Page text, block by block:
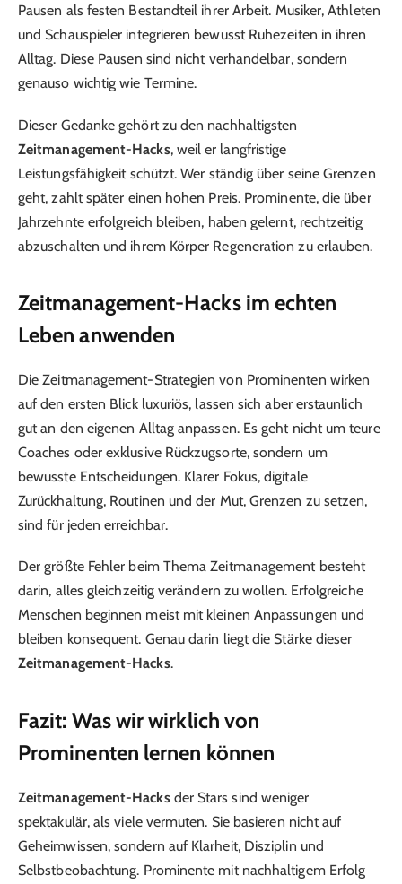
Pausen als festen Bestandteil ihrer Arbeit. Musiker, Athleten
und Schauspieler integrieren bewusst Ruhezeiten in ihren
Alltag. Diese Pausen sind nicht verhandelbar, sondern
genauso wichtig wie Termine.
Dieser Gedanke gehört zu den nachhaltigsten
Zeitmanagement-Hacks, weil er langfristige
Leistungsfähigkeit schützt. Wer ständig über seine Grenzen
geht, zahlt später einen hohen Preis. Prominente, die über
Jahrzehnte erfolgreich bleiben, haben gelernt, rechtzeitig
abzuschalten und ihrem Körper Regeneration zu erlauben.
Zeitmanagement-Hacks im echten
Leben anwenden
Die Zeitmanagement-Strategien von Prominenten wirken
auf den ersten Blick luxuriös, lassen sich aber erstaunlich
gut an den eigenen Alltag anpassen. Es geht nicht um teure
Coaches oder exklusive Rückzugsorte, sondern um
bewusste Entscheidungen. Klarer Fokus, digitale
Zurückhaltung, Routinen und der Mut, Grenzen zu setzen,
sind für jeden erreichbar.
Der größte Fehler beim Thema Zeitmanagement besteht
darin, alles gleichzeitig verändern zu wollen. Erfolgreiche
Menschen beginnen meist mit kleinen Anpassungen und
bleiben konsequent. Genau darin liegt die Stärke dieser
Zeitmanagement-Hacks.
Fazit: Was wir wirklich von
Prominenten lernen können
Zeitmanagement-Hacksder Stars sind weniger
spektakulär, als viele vermuten. Sie basieren nicht auf
Geheimwissen, sondern auf Klarheit, Disziplin und
Selbstbeobachtung. Prominente mit nachhaltigem Erfolg